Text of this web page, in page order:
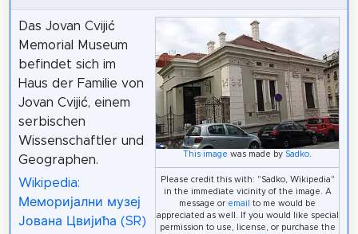
This image was made by Sadko
Please credit this with: "Sadko, Wikipedia"
in the immediate vicinity of the image. A
message or email
to me would be
appreciated as well. If you would like special
permission to use, license, or purchase the
Das Jovan Cvijić
Memorial Museum
befindet sich im
Haus der Familie von
Jovan Cvijić, einem
serbischen
Wissenschaftler und
Geographen.
Wikipedia:
Меморијални музеј
Јована Цвијића (SR)